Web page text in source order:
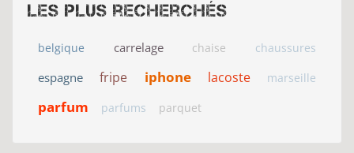
Les plus recherchés
belgique carrelage chaise chaussures
espagne fripe iphone lacoste marseille
parfum parfums parquet